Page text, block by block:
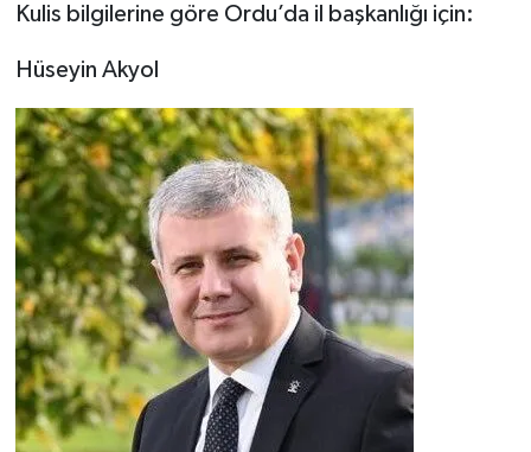
Kulis bilgilerine göre Ordu’da il başkanlığı için:
Hüseyin Akyol